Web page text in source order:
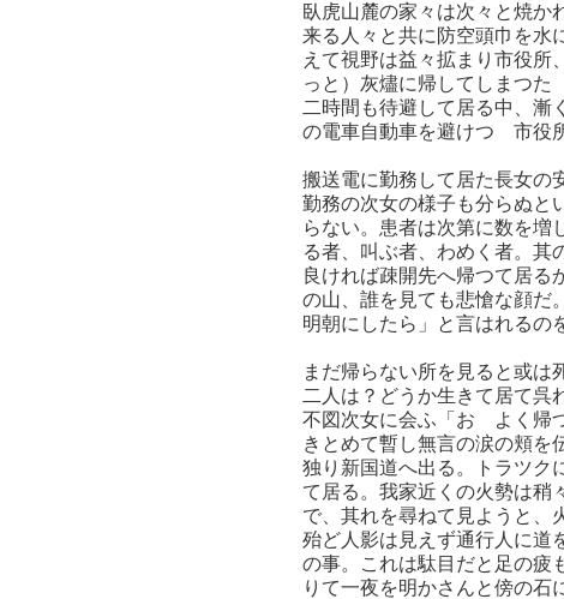
臥虎山麓の家々は次々と焼か
来る人々と共に防空頭巾を水
えて視野は益々拡まり市役所
っと）灰燼に帰してしまつた
二時間も待避して居る中、漸
の電車自動車を避けつゝ市役
搬送電に勤務して居た長女の
勤務の次女の様子も分らぬと
らない。患者は次第に数を
る者、叫ぶ者、わめく者。其
良ければ疎開先へ帰つて居る
の山、誰を見ても悲愴な顔だ
明朝にしたら」と言はれるの
まだ帰らない所を見ると或は
二人は？どうか生きて居て呉
不図次女に会ふ「おゝよく帰
きとめて暫し無言の涙の頬を
独り新国道へ出る。トラツク
て居る。我家近くの火勢は稍
で、其れを尋ねて見ようと、
殆ど人影は見えず通行人に道
の事。これは駄目だと足の疲
りて一夜を明かさんと傍の石